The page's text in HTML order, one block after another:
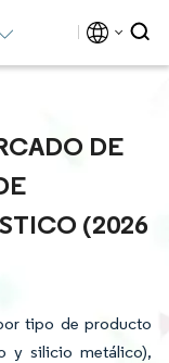
DE
(2026
tipo de producto
y silicio metálico),